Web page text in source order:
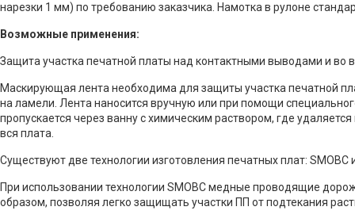
нарезки 1 мм) по требованию заказчика. Намотка в рулоне
Возможные применения:
Защита участка печатной платы над контактными выводами и во
Маскирующая лента необходима для защиты участка печатной
на ламели. Лента наносится вручную или при помощи
пропускается через ванну с химическим раствором, где
вся плата.
Существуют две технологии изготовления печатных плат: SMOBC
При использовании технологии SMOBC медные проводящие
образом, позволяя легко защищать участки ПП от подтекания